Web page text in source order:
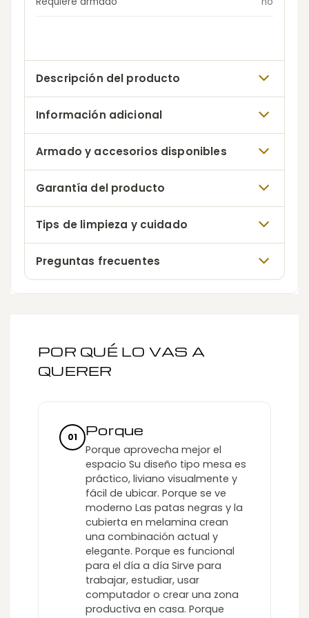
Descripción del producto
Información adicional
Armado y accesorios disponibles
Garantía del producto
Tips de limpieza y cuidado
Preguntas frecuentes
POR QUÉ LO VAS A
QUERER
01 Porque
Porque aprovecha mejor el
espacio Su diseño tipo mesa es
práctico, liviano visualmente y
fácil de ubicar. Porque se ve
moderno Las patas negras y la
cubierta en melamina crean
una combinación actual y
elegante. Porque es funcional
para el día a día Sirve para
trabajar, estudiar, usar
computador o crear una zona
productiva en casa. Porque